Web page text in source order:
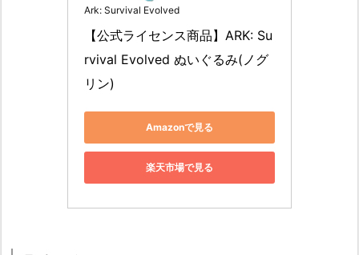
Ark: Survival Evolved
【公式ライセンス商品】ARK: Su
rvival Evolved ぬいぐるみ(ノグ
リン)
Amazonで見る
楽天市場で見る